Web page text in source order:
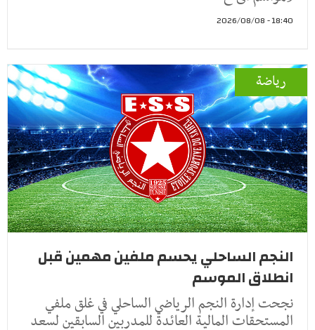
18:40 - 2026/08/08
رياضة
النجم الساحلي يحسم ملفين مهمين قبل
انطلاق الموسم
نجحت إدارة النجم الرياضي الساحلي في غلق ملفي
المستحقات المالية العائدة للمدربين السابقين لسعد